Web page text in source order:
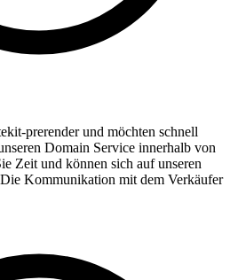
prerender und möchten schnell
Domain Service innerhalb von
Zeit und können sich auf unseren
Kommunikation mit dem Verkäufer